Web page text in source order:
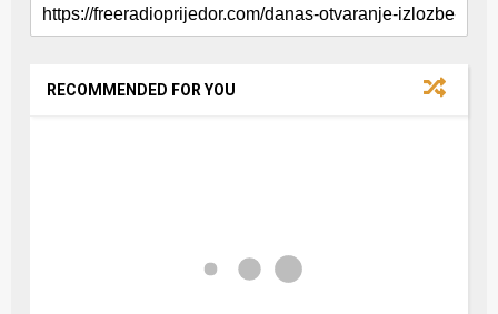
RECOMMENDED FOR YOU